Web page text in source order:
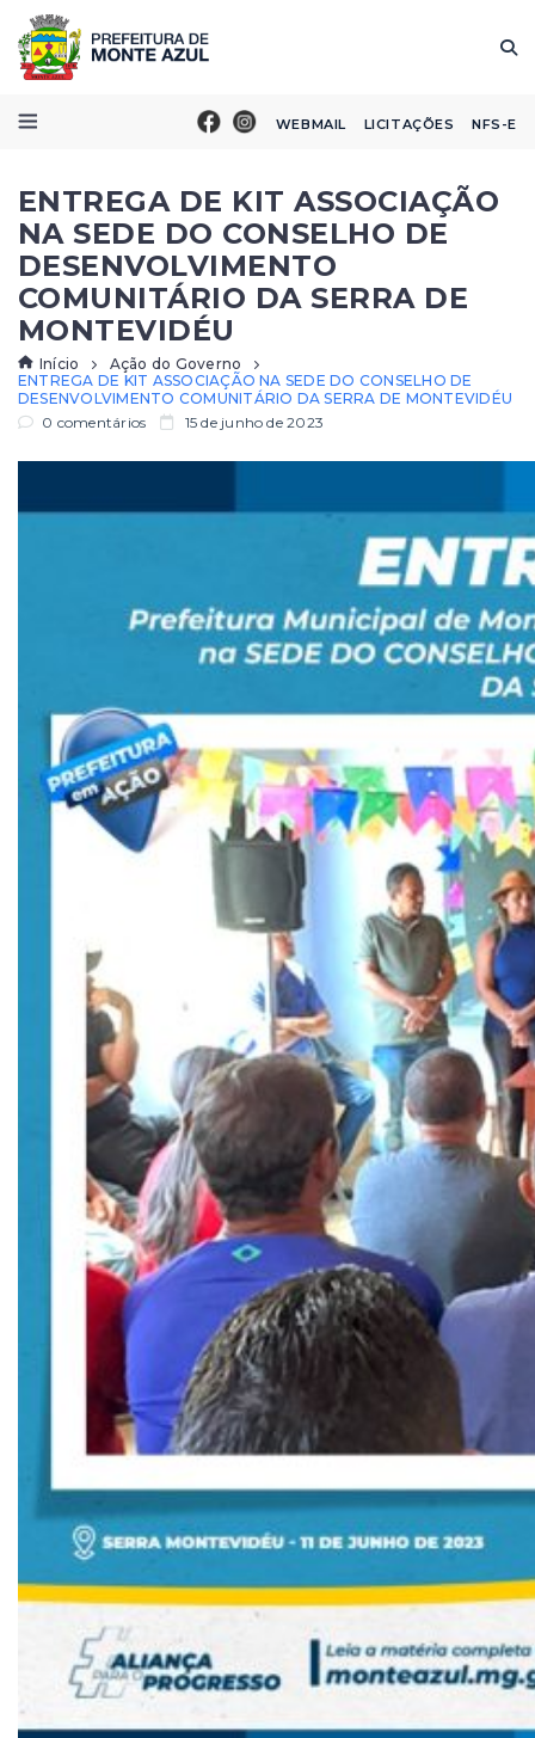
WEBMAIL LICITAÇÕES NFS-E
ENTREGA DE KIT ASSOCIAÇÃO
NA SEDE DO CONSELHO DE
DESENVOLVIMENTO
COMUNITÁRIO DA SERRA DE
MONTEVIDÉU
Início
Ação do Governo
ENTREGA DE KIT ASSOCIAÇÃO NA SEDE DO CONSELHO DE
DESENVOLVIMENTO COMUNITÁRIO DA SERRA DE MONTEVIDÉU
0 comentários
15 de junho de 2023